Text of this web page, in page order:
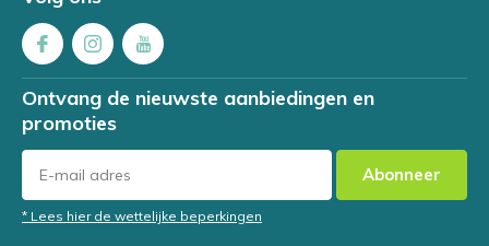
Ontvang de nieuwste aanbiedingen en
promoties
Abonneer
* Lees hier de wettelijke beperkingen